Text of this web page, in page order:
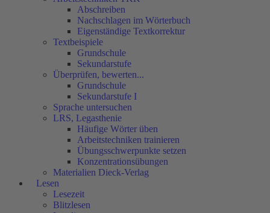
Abschreiben
Nachschlagen im Wörterbuch
Eigenständige Textkorrektur
Textbeispiele
Grundschule
Sekundarstufe
Überprüfen, bewerten...
Grundschule
Sekundarstufe I
Sprache untersuchen
LRS, Legasthenie
Häufige Wörter üben
Arbeitstechniken trainieren
Übungsschwerpunkte setzen
Konzentrationsübungen
Materialien Dieck-Verlag
Lesen
Lesezeit
Blitzlesen